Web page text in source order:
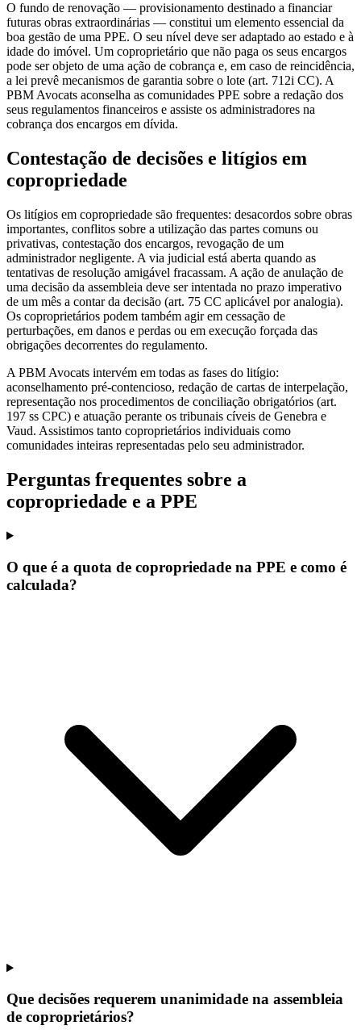
O fundo de renovação — provisionamento destinado a financiar
futuras obras extraordinárias — constitui um elemento essencial da
boa gestão de uma PPE. O seu nível deve ser adaptado ao estado e à
idade do imóvel. Um coproprietário que não paga os seus encargos
pode ser objeto de uma ação de cobrança e, em caso de reincidência,
a lei prevê mecanismos de garantia sobre o lote (art. 712i CC). A
PBM Avocats aconselha as comunidades PPE sobre a redação dos
seus regulamentos financeiros e assiste os administradores na
cobrança dos encargos em dívida.
Contestação de decisões e litígios em
copropriedade
Os litígios em copropriedade são frequentes: desacordos sobre obras
importantes, conflitos sobre a utilização das partes comuns ou
privativas, contestação dos encargos, revogação de um
administrador negligente. A via judicial está aberta quando as
tentativas de resolução amigável fracassam. A ação de anulação de
uma decisão da assembleia deve ser intentada no prazo imperativo
de um mês a contar da decisão (art. 75 CC aplicável por analogia).
Os coproprietários podem também agir em cessação de
perturbações, em danos e perdas ou em execução forçada das
obrigações decorrentes do regulamento.
A PBM Avocats intervém em todas as fases do litígio:
aconselhamento pré-contencioso, redação de cartas de interpelação,
representação nos procedimentos de conciliação obrigatórios (art.
197 ss CPC) e atuação perante os tribunais cíveis de Genebra e
Vaud. Assistimos tanto coproprietários individuais como
comunidades inteiras representadas pelo seu administrador.
Perguntas frequentes sobre a
copropriedade e a PPE
O que é a quota de copropriedade na PPE e como é
calculada?
Que decisões requerem unanimidade na assembleia
de coproprietários?